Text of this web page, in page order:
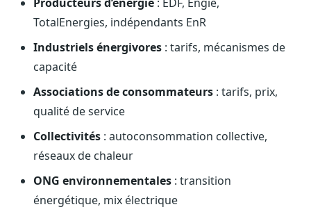
TotalEnergies, indépendants EnR
Industriels énergivores : tarifs, mécanismes de
capacité
Associations de consommateurs : tarifs, prix,
qualité de service
Collectivités : autoconsommation collective,
réseaux de chaleur
ONG environnementales : transition
énergétique, mix électrique